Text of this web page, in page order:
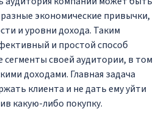
экономические привычки,
и уровни дохода. Таким
и простой способ
своей аудитории, в том
доходами. Главная задача
клиента и не дать ему уйти
какую-либо покупку.